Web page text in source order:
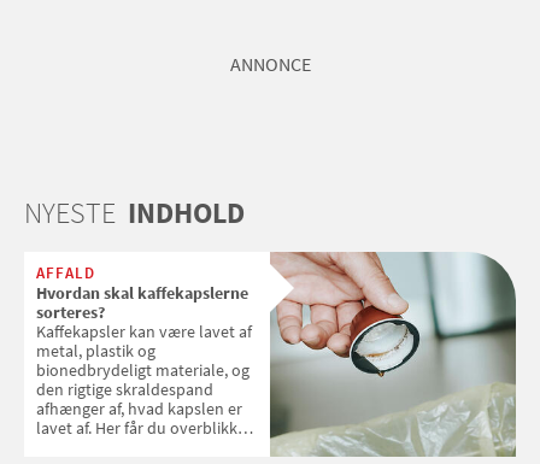
ANNONCE
NYESTE INDHOLD
AFFALD
Hvordan skal kaffekapslerne
sorteres?
Kaffekapsler kan være lavet af
metal, plastik og
bionedbrydeligt materiale, og
den rigtige skraldespand
afhænger af, hvad kapslen er
lavet af. Her får du overblikket